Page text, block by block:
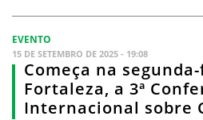
EVENTO
15 DE SETEMBRO DE 2025 - 19:08
Começa na
Fortaleza, a 3ª
Internacional sobre